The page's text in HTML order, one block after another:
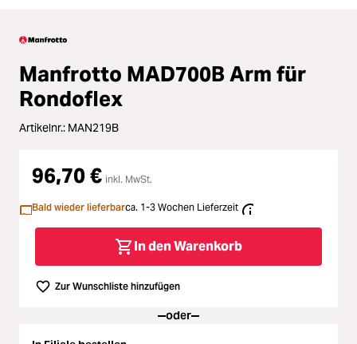
Loading...
Zubehör
Loading...
Licht & Studio
Loading...
Loading...
Ferngläser
Loading...
Second Hand
Loading...
SALE
Loading...
Manfrotto MAD700B Arm für
Rondoflex
Artikelnr.: MAN219B
96,70 € inkl. MwSt.
Bald wieder lieferbarca. 1-3 Wochen Lieferzeit
In den Warenkorb
Zur Wunschliste hinzufügen
oder